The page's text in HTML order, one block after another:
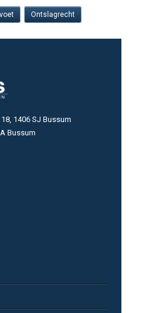
Ontslagrecht
1406 SJ Bussum
Bussum